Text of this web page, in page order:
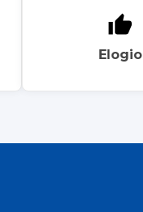
Elogio